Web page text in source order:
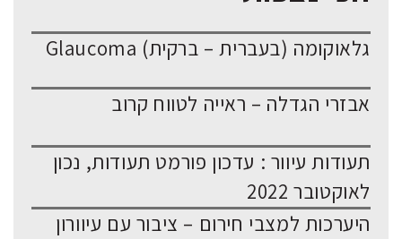
גלאוקומה (בעברית – ברקית) Glaucoma
אבזרי הגדלה – ראייה לטווח קרוב
תעודות עיוור : עדכון פורמט תעודות, נכון
לאוקטובר 2022
היערכות למצבי חירום – ציבור עם עיוורון